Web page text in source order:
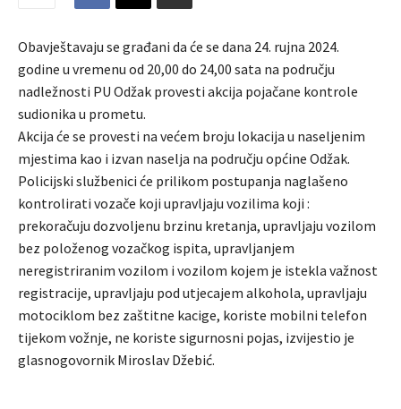
Obavještavaju se građani da će se dana 24. rujna 2024.
godine u vremenu od 20,00 do 24,00 sata na području
nadležnosti PU Odžak provesti akcija pojačane kontrole
sudionika u prometu.
Akcija će se provesti na većem broju lokacija u naseljenim
mjestima kao i izvan naselja na području općine Odžak.
Policijski službenici će prilikom postupanja naglašeno
kontrolirati vozače koji upravljaju vozilima koji :
prekoračuju dozvoljenu brzinu kretanja, upravljaju vozilom
bez položenog vozačkog ispita, upravljanjem
neregistriranim vozilom i vozilom kojem je istekla važnost
registracije, upravljaju pod utjecajem alkohola, upravljaju
motociklom bez zaštitne kacige, koriste mobilni telefon
tijekom vožnje, ne koriste sigurnosni pojas, izvijestio je
glasnogovornik Miroslav Džebić.